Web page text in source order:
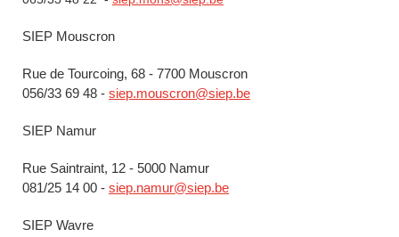
SIEP Mouscron
Rue de Tourcoing, 68 - 7700 Mouscron
056/33 69 48 - siep.mouscron@siep.be
SIEP Namur
Rue Saintraint, 12 - 5000 Namur
081/25 14 00 - siep.namur@siep.be
SIEP Wavre